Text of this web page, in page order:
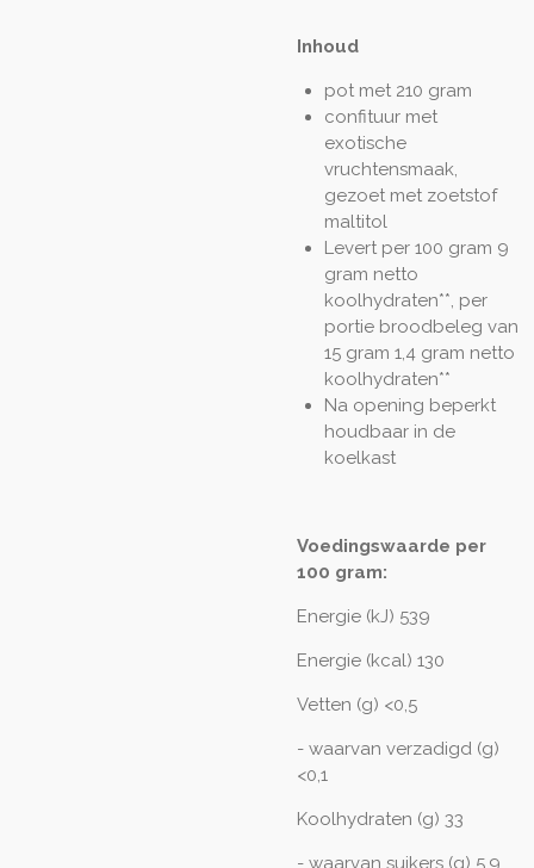
Inhoud
pot met 210 gram
confituur met
exotische
vruchtensmaak,
gezoet met zoetstof
maltitol
Levert per 100 gram 9
gram netto
koolhydraten**, per
portie broodbeleg van
15 gram 1,4 gram netto
koolhydraten**
Na opening beperkt
houdbaar in de
koelkast
Voedingswaarde per
100 gram:
Energie (kJ) 539
Energie (kcal) 130
Vetten (g) <0,5
- waarvan verzadigd (g)
<0,1
Koolhydraten (g) 33
- waarvan suikers (g) 5,9